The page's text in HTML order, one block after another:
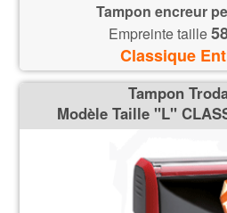
Tampon encreur
Empreinte taille
Classique
Tampon
Modèle Taille ''L''